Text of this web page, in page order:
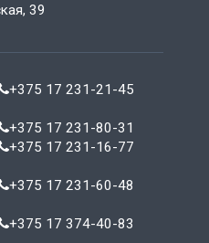
39
+375 17 231-21-45
+375 17 231-80-31
+375 17 231-16-77
+375 17 231-60-48
+375 17 374-40-83